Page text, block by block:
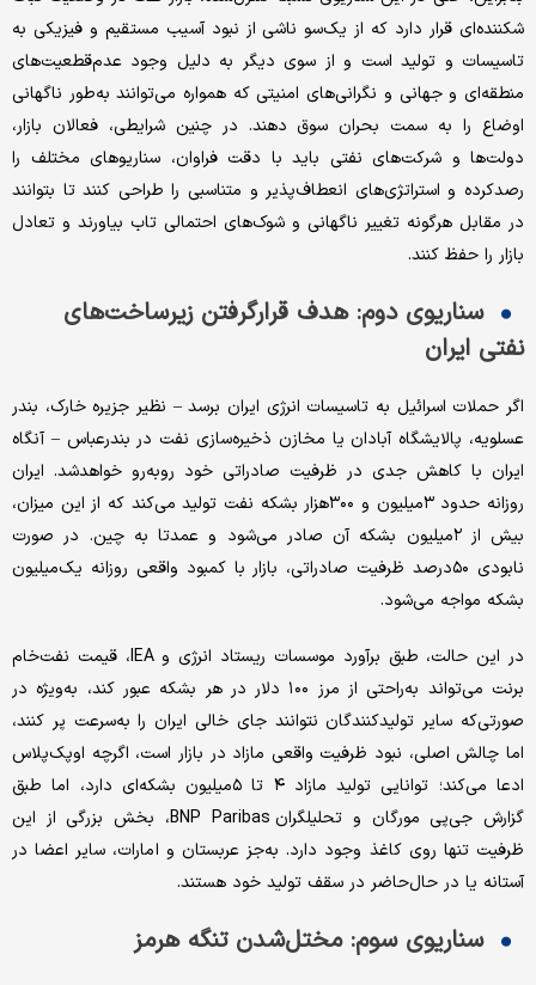
شکننده‌‌‌‌‌ای قرار دارد که از یک‌سو ناشی از نبود آسیب مستقیم و فیزیکی به
تاسیسات و تولید است و از سوی دیگر به دلیل وجود عدم‌قطعیت‌‌‌‌‌های
منطقه‌ای و جهانی و نگرانی‌های امنیتی که همواره می‌توانند به‌طور ناگهانی
اوضاع را به سمت بحران سوق دهند. در چنین شرایطی، فعالان بازار،
دولت‌ها و شرکت‌های نفتی باید با دقت فراوان، سناریوهای مختلف را
رصد‌کرده و استراتژی‌های انعطاف‌‌‌‌‌پذیر و متناسبی را طراحی کنند تا بتوانند
در مقابل هرگونه تغییر ناگهانی و شوک‌های احتمالی تاب بیاورند و تعادل
بازار را حفظ کنند.
سناریوی دوم: هدف قرارگرفتن زیرساخت‌های
نفتی ایران
اگر حملات اسرائیل به تاسیسات انرژی ایران برسد – نظیر جزیره خارک، بندر
عسلویه، پالایشگاه آبادان یا مخازن ذخیره‌سازی نفت در بندرعباس – آنگاه
ایران با کاهش جدی در ظرفیت صادراتی خود روبه‌رو خواهدشد. ایران
روزانه حدود ۳‌میلیون و ۳۰۰‌هزار بشکه نفت تولید می‌کند که از این میزان،
بیش از ۲‌میلیون بشکه آن صادر می‌شود و عمدتا به چین. در صورت
نابودی ۵۰‌درصد ظرفیت صادراتی، بازار با کمبود واقعی روزانه یک‌میلیون
بشکه مواجه می‌شود.
در این حالت، طبق برآورد موسسات ریستاد انرژی و IEA، قیمت نفت‌خام
برنت می‌تواند به‌راحتی از مرز ۱۰۰ دلار در هر بشکه عبور کند، به‌ویژه در
صورتی‌که سایر تولیدکنندگان نتوانند جای خالی ایران را به‌‌‌‌‌سرعت پر کنند،
اما چالش اصلی، نبود ظرفیت واقعی مازاد در بازار است، اگرچه اوپک‌‌‌‌‌پلاس
ادعا می‌کند؛ توانایی تولید مازاد ۴ تا ۵‌میلیون بشکه‌‌‌‌‌ای دارد، اما طبق
گزارش جی‌‌‌‌‌پی مورگان و تحلیلگران BNP Paribas، بخش بزرگی از این
ظرفیت تنها روی کاغذ وجود دارد. به‌‌‌‌‌جز عربستان و امارات، سایر اعضا در
آستانه یا در حال‌حاضر در سقف تولید خود هستند.
سناریوی سوم: مختل‌شدن تنگه هرمز